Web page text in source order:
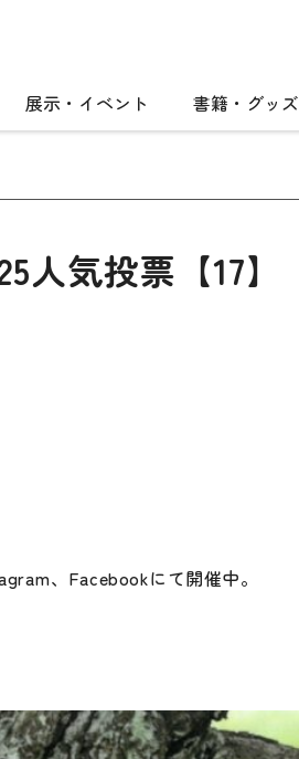
展示・イベント 書籍・グッズ
気投票【17】
、Facebookにて開催中。